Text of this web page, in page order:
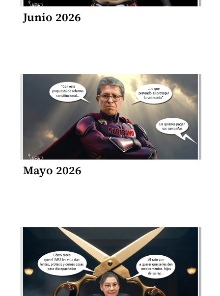
Junio 2026
Mayo 2026